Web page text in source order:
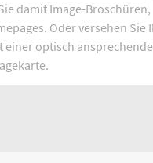
damit Image-Broschüren,
Oder versehen Sie
einer optisch